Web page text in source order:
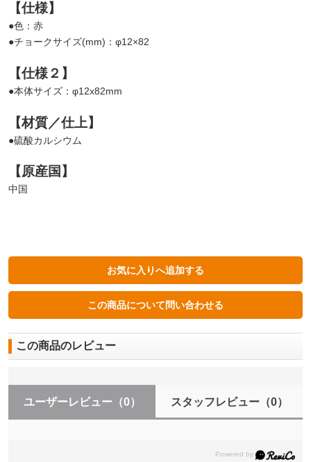
【仕様】
●色：赤
●チョークサイズ(mm)：φ12×82
【仕様２】
●本体サイズ：φ12x82mm
【材質／仕上】
●硫酸カルシウム
【原産国】
中国
この商品のレビュー
ユーザーレビュー （0） スタッフレビュー（0）